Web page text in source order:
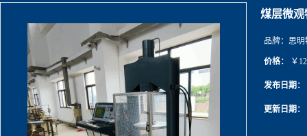
煤层微观
品牌： 思明
价格： ￥
发布日期：
更新日期：